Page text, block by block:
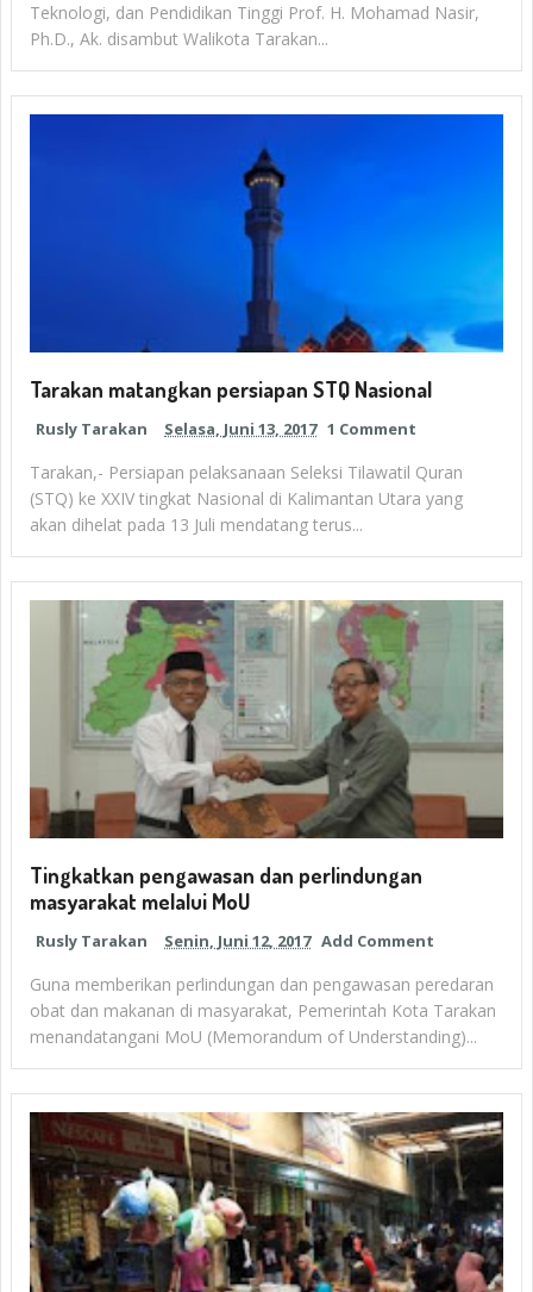
Teknologi, dan Pendidikan Tinggi Prof. H. Mohamad Nasir,
Ph.D., Ak. disambut Walikota Tarakan...
Tarakan matangkan persiapan STQ Nasional
Rusly Tarakan Selasa, Juni 13, 2017 1 Comment
Tarakan,- Persiapan pelaksanaan Seleksi Tilawatil Quran
(STQ) ke XXIV tingkat Nasional di Kalimantan Utara yang
akan dihelat pada 13 Juli mendatang terus...
Tingkatkan pengawasan dan perlindungan
masyarakat melalui MoU
Rusly Tarakan Senin, Juni 12, 2017 Add Comment
Guna memberikan perlindungan dan pengawasan peredaran
obat dan makanan di masyarakat, Pemerintah Kota Tarakan
menandatangani MoU (Memorandum of Understanding)...